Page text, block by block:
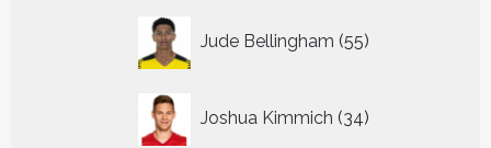
Jude Bellingham 55
producten
Joshua Kimmich 34
producten